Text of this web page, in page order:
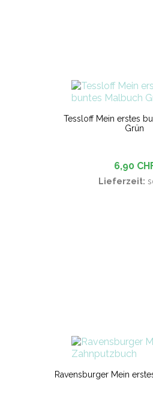
Tessloff Mein erstes
Grün
6,90
Lieferzeit:
Ravensburger Mein